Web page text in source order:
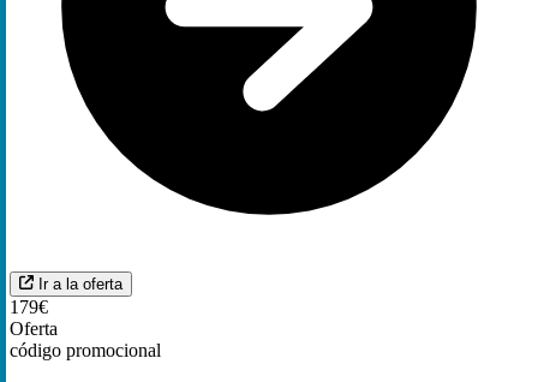
Ir a la oferta
179€
Oferta
código promocional